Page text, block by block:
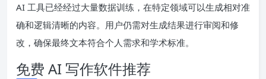
AI 工具已经经过大量数据训练，在特定领域可以生成相对准
确和逻辑清晰的内容。用户仍需对生成结果进行审阅和修
改，确保最终文本符合个人需求和学术标准。
免费 AI 写作软件推荐